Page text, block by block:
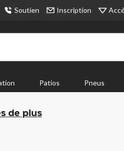
Soutien Inscription
Patios Pneus
de plus